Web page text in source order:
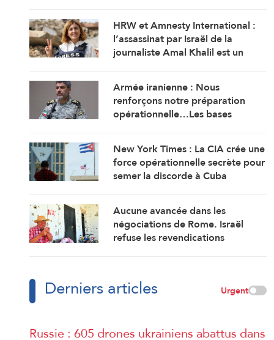
HRW et Amnesty International :
l’assassinat par Israël de la
journaliste Amal Khalil est un
Armée iranienne : Nous
renforçons notre préparation
opérationnelle…Les bases
New York Times : La CIA crée une
force opérationnelle secrète pour
semer la discorde à Cuba
Aucune avancée dans les
négociations de Rome. Israël
refuse les revendications
Derniers articles Urgent
Russie : 605 drones ukrainiens abattus dans